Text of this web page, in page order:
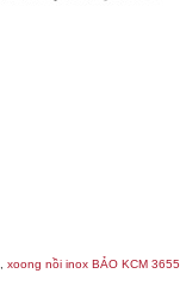
xoong nồi inox BẢO KCM 3655